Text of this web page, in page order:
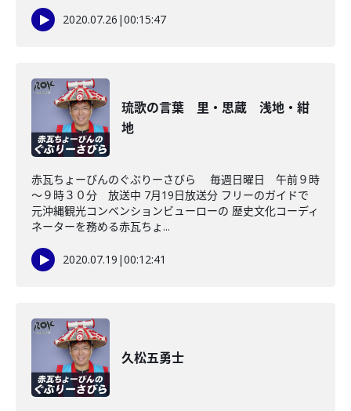
2020.07.26 |00:15:47
琉歌の言葉 里・思蔵 浅地・紺
地
赤瓦ちょーびんのぐぶりーさびら 毎週日曜日 午前９時
～９時３０分 放送中 7月19日放送分 フリーのガイドで
元沖縄観光コンベンションビューローの 歴史文化コーディ
ネーターを務める赤瓦ちょ...
2020.07.19 |00:12:41
久松五勇士